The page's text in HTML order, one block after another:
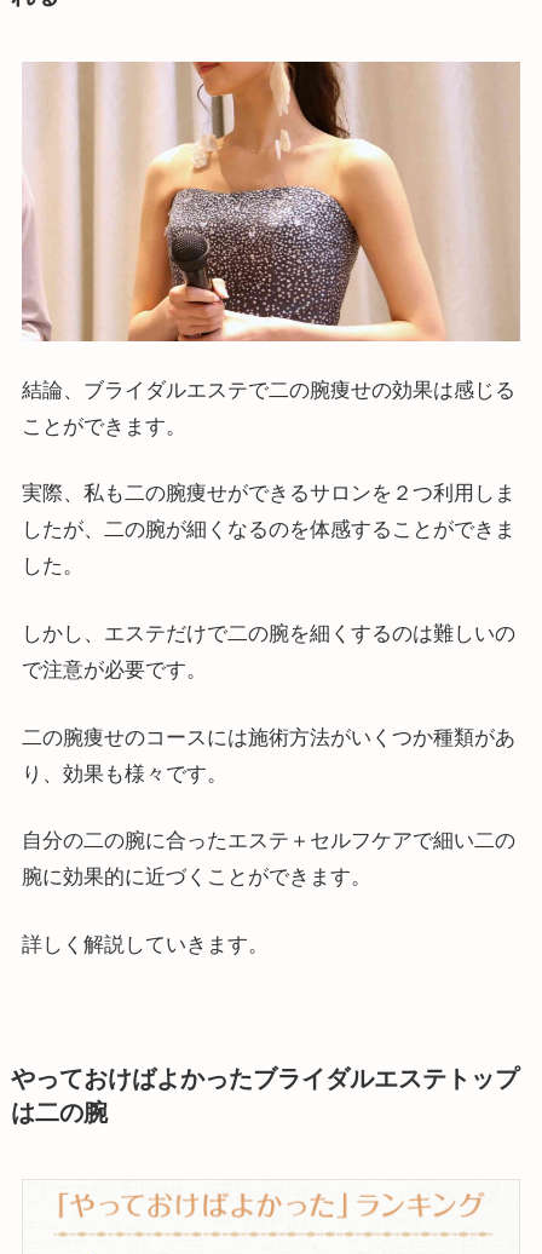
結論、ブライダルエステで二の腕痩せの効果は感じる
ことができます。
実際、私も二の腕痩せができるサロンを２つ利用しま
したが、二の腕が細くなるのを体感することができま
した。
しかし、エステだけで二の腕を細くするのは難しいの
で注意が必要です。
二の腕痩せのコースには施術方法がいくつか種類があ
り、効果も様々です。
自分の二の腕に合ったエステ＋セルフケアで細い二の
腕に効果的に近づくことができます。
詳しく解説していきます。
やっておけばよかったブライダルエステトップ
は二の腕